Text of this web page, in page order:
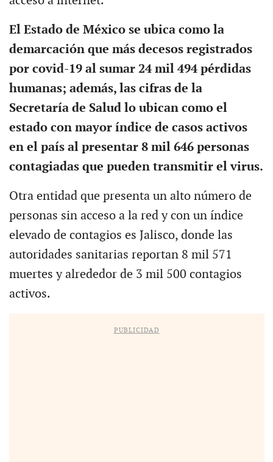
El Estado de México se ubica como la
demarcación que más decesos registrados
por covid-19 al sumar 24 mil 494 pérdidas
humanas; además, las cifras de la
Secretaría de Salud lo ubican como el
estado con mayor índice de casos activos
en el país al presentar 8 mil 646 personas
contagiadas que pueden transmitir el virus.
Otra entidad que presenta un alto número de
personas sin acceso a la red y con un índice
elevado de contagios es Jalisco, donde las
autoridades sanitarias reportan 8 mil 571
muertes y alrededor de 3 mil 500 contagios
activos.
PUBLICIDAD